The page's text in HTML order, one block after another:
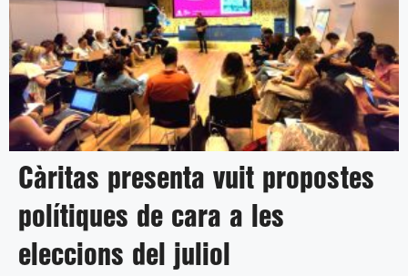
Càritas presenta vuit propostes
polítiques de cara a les
eleccions del juliol